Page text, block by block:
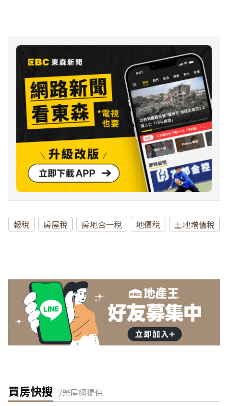
報稅 房屋稅 房地合一稅 地價稅 土地增值稅
買房快搜 /樂屋網提供